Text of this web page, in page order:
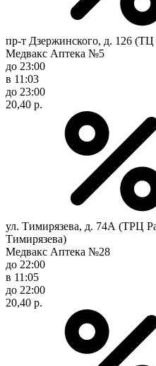
пр-т Дзержинского, д. 126
Медвакс Аптека №5
до 23:00
в 11:03
до 23:00
20,40 р.
ул. Тимирязева, д. 74А (ТРЦ
Тимирязева)
Медвакс Аптека №28
до 22:00
в 11:05
до 22:00
20,40 р.